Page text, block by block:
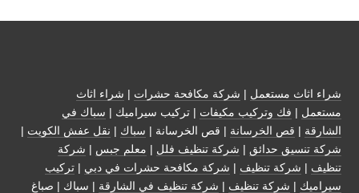
شراء اثاث مستعمل | شركة مكافحة حشرات | شراء اثاث
مستعمل | فك وتركيب مكيفات | تركيب سيراميك | سباك في
الشارقة | قص الخرسانة | قص الخرسانة | سباك | نقل عفش الكويت |
شركة تنسيق حدائق | شركة تنظيف فلل | معلم جبس | شركة
تنظيف | شركة تنظيف | شركة مكافحة حشرات في دبي | تركيب
سيراميك | شركة تنظيف | شركة تنظيف في الشارقة | سباك | صباغ